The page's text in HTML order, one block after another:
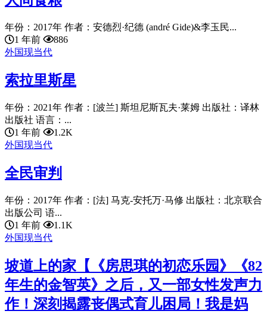
年份：2017年 作者：安德烈·纪德 (andré Gide)&李玉民...
1 年前
886
外国现当代
索拉里斯星
年份：2021年 作者：[波兰] 斯坦尼斯瓦夫·莱姆 出版社：译林
出版社 语言：...
1 年前
1.2K
外国现当代
全民审判
年份：2017年 作者：[法] 马克-安托万·马修 出版社：北京联合
出版公司 语...
1 年前
1.1K
外国现当代
坡道上的家【《房思琪的初恋乐园》《82
年生的金智英》之后，又一部女性发声力
作！深刻揭露丧偶式育儿困局！我是妈